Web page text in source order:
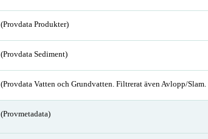
(Provdata Produkter)
(Provdata Sediment)
(Provdata Vatten och Grundvatten. Filtrerat även Avlopp/
(Provmetadata)